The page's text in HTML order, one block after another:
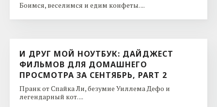
Боимся, веселимся и едим конфеты. ...
И ДРУГ МОЙ НОУТБУК: ДАЙДЖЕСТ
ФИЛЬМОВ ДЛЯ ДОМАШНЕГО
ПРОСМОТРА ЗА СЕНТЯБРЬ, PART 2
Пранк от Спайка Ли, безумие Уиллема Дефо и
легендарный кот. ...